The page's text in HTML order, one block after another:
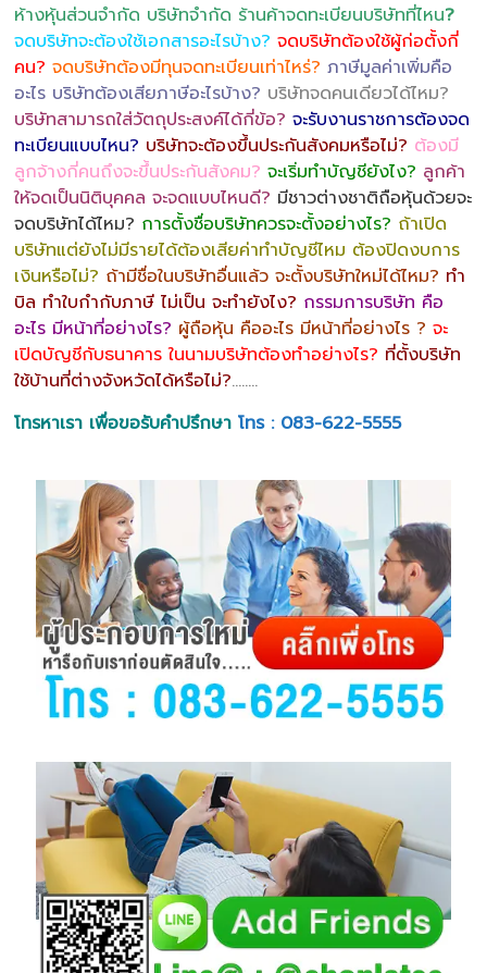
ห้างหุ้นส่วนจำกัด บริษัทจำกัด ร้านค้าจดทะเบียนบริษัทที่ไหน?
จดบริษัทจะต้องใช้เอกสารอะไรบ้าง? จดบริษัทต้องใช้ผู้ก่อตั้งกี่
คน? จดบริษัทต้องมีทุนจดทะเบียนเท่าไหร่? ภาษีมูลค่าเพิ่มคือ
อะไร บริษัทต้องเสียภาษีอะไรบ้าง? บริษัทจดคนเดียวได้ไหม?
บริษัทสามารถใส่วัตถุประสงค์ได้กี่ข้อ? จะรับงานราชการต้องจด
ทะเบียนแบบไหน? บริษัทจะต้องขึ้นประกันสังคมหรือไม่? ต้องมี
ลูกจ้างกี่คนถึงจะขึ้นประกันสังคม? จะเริ่มทำบัญชียังไง? ลูกค้า
ให้จดเป็นนิติบุคคล จะจดแบบไหนดี? มีชาวต่างชาติถือหุ้นด้วยจะ
จดบริษัทได้ไหม? การตั้งชื่อบริษัทควรจะตั้งอย่างไร? ถ้าเปิด
บริษัทแต่ยังไม่มีรายได้ต้องเสียค่าทำบัญชีไหม ต้องปิดงบการ
เงินหรือไม่? ถ้ามีชื่อในบริษัทอื่นแล้ว จะตั้งบริษัทใหม่ได้ไหม? ทำ
บิล ทำใบกำกับภาษี ไม่เป็น จะทำยังไง? กรรมการบริษัท คือ
อะไร มีหน้าที่อย่างไร? ผู้ถือหุ้น คืออะไร มีหน้าที่อย่างไร ? จะ
เปิดบัญชีกับธนาคาร ในนามบริษัทต้องทำอย่างไร? ที่ตั้งบริษัท
ใช้บ้านที่ต่างจังหวัดได้หรือไม่?……..
โทรหาเรา เพื่อขอรับคำปรึกษา โทร : 083-622-5555